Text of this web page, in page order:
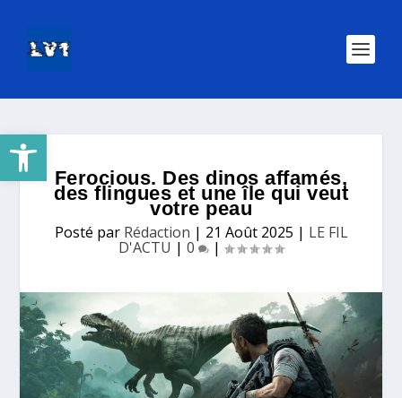
Ouvrir la barre d’outils
Ferocious. Des dinos affamés,
des flingues et une île qui veut
votre peau
Posté par Rédaction | 21 Août 2025 | LE FIL
D'ACTU | 0 |